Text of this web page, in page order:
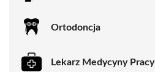
Ortodoncja
Lekarz Medycyny Pracy